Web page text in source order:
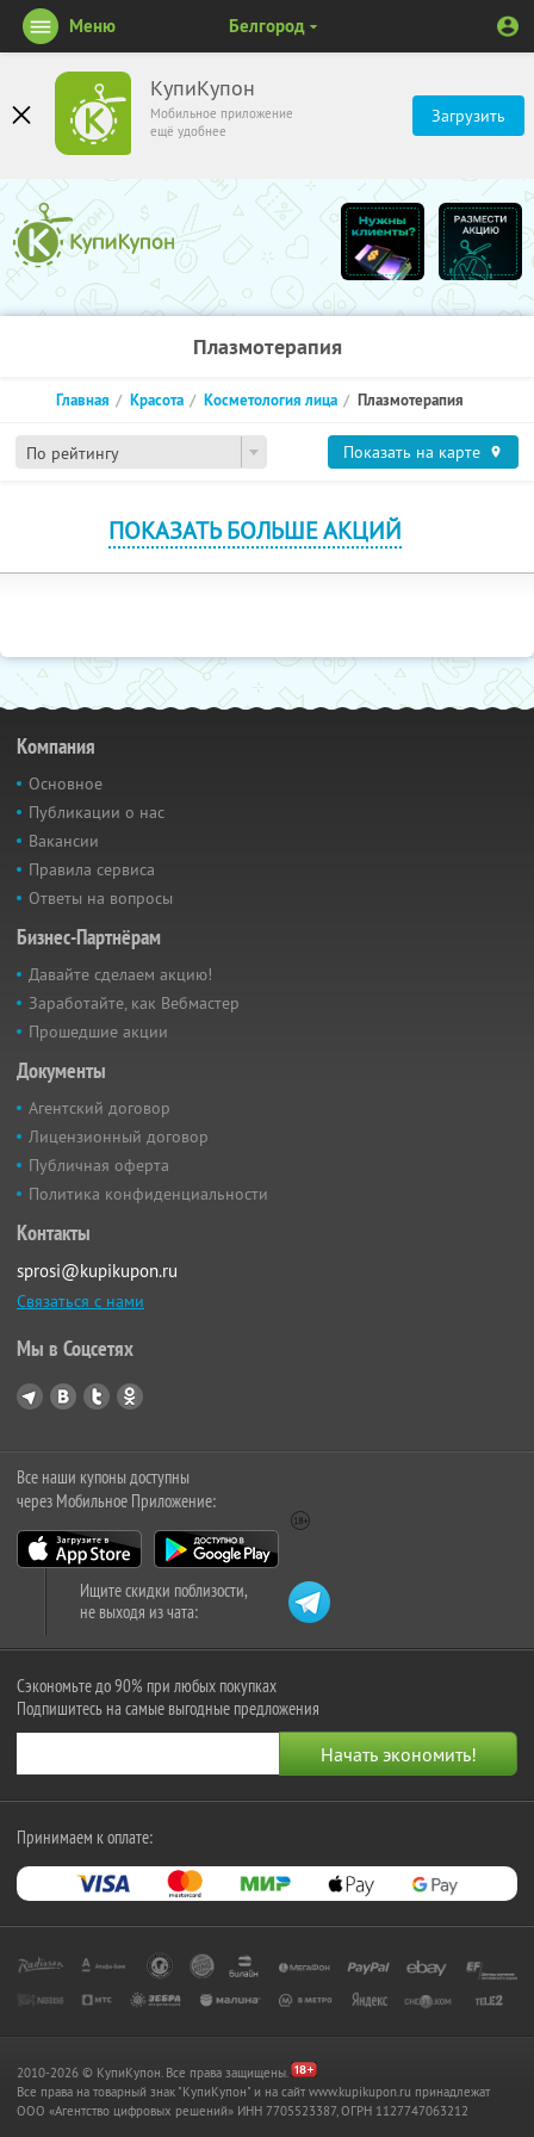
КупиКупон
Мобильное приложение
ещё удобнее
Загрузить
Меню Белгород
Плазмотерапия
По рейтингу
Главная Красота Косметология лица Плазмотерапия
Показать на карте
ПОКАЗАТЬ БОЛЬШЕ АКЦИЙ
Компания
Основное
Публикации о нас
Вакансии
Правила сервиса
Ответы на вопросы
Бизнес-Партнёрам
Давайте сделаем акцию!
Заработайте, как Вебмастер
Прошедшие акции
Документы
Агентский договор
Лицензионный договор
Публичная оферта
Политика конфиденциальности
Контакты
sprosi@kupikupon.ru
Связаться с нами
Мы в Соцсетях
Все наши купоны доступны
через Мобильное Приложение:
Ищите скидки поблизости,
не выходя из чата:
Сэкономьте до 90% при любых покупках
Подпишитесь на самые выгодные предложения
Принимаем к оплате:
2010-2026 © КупиКупон. Все права защищены.
Все права на товарный знак "КупиКупон" и на сайт www.kupikupon.ru принадлежат
OOO «Агентство цифровых решений» ИНН 7705523387, ОГРН 1127747063212